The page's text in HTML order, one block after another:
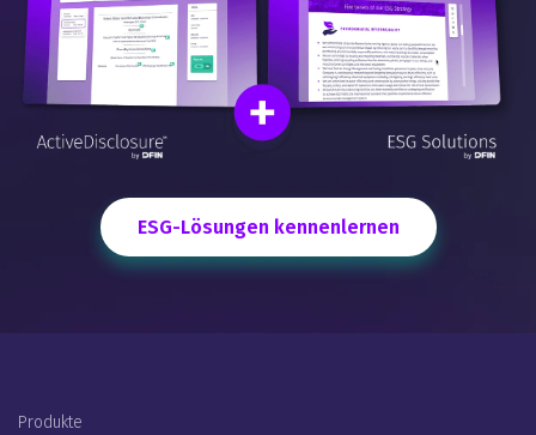
ESG-Lösungen kennenlernen
Footer Menu (DE)
Produkte